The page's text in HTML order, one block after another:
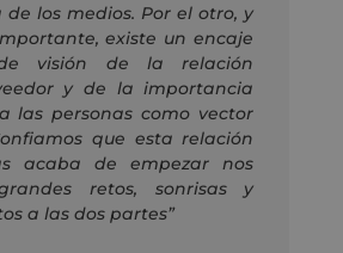
de los medios. Por el otro, y
existe un encaje
visión de la relación
y de la importancia
las personas como vector
que esta relación
acaba de empezar nos
retos, sonrisas y
a las dos partes”